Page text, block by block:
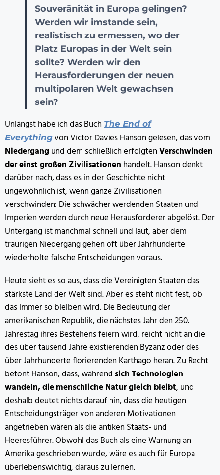
Souveränität in Europa gelingen?
Werden wir imstande sein,
realistisch zu ermessen, wo der
Platz Europas in der Welt sein
sollte? Werden wir den
Herausforderungen der neuen
multipolaren Welt gewachsen
sein?
Unlängst habe ich das Buch The End of
Everything von Victor Davies Hanson gelesen, das vom
Niedergang und dem schließlich erfolgtenVerschwinden
der einst großen Zivilisationen handelt. Hanson denkt
darüber nach, dass es in der Geschichte nicht
ungewöhnlich ist, wenn ganze Zivilisationen
verschwinden: Die schwächer werdenden Staaten und
Imperien werden durch neue Herausforderer abgelöst. Der
Untergang ist manchmal schnell und laut, aber dem
traurigen Niedergang gehen oft über Jahrhunderte
wiederholte falsche Entscheidungen voraus.
Heute sieht es so aus, dass die Vereinigten Staaten das
stärkste Land der Welt sind. Aber es steht nicht fest, ob
das immer so bleiben wird. Die Bedeutung der
amerikanischen Republik, die nächstes Jahr den 250.
Jahrestag ihres Bestehens feiern wird, reicht nicht an die
des über tausend Jahre existierenden Byzanz oder des
über Jahrhunderte florierenden Karthago heran. Zu Recht
betont Hanson, dass, während sich Technologien
wandeln, die menschliche Natur gleich bleibt, und
deshalb deutet nichts darauf hin, dass die heutigen
Entscheidungsträger von anderen Motivationen
angetrieben wären als die antiken Staats- und
Heeresführer. Obwohl das Buch als eine Warnung an
Amerika geschrieben wurde, wäre es auch für Europa
überlebenswichtig, daraus zu lernen.